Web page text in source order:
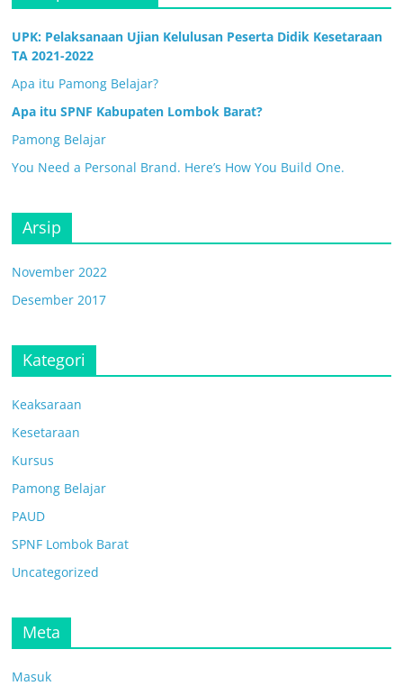
UPK: Pelaksanaan Ujian Kelulusan Peserta Didik Kesetaraan
TA 2021-2022
Apa itu Pamong Belajar?
Apa itu SPNF Kabupaten Lombok Barat?
Pamong Belajar
You Need a Personal Brand. Here’s How You Build One.
Arsip
November 2022
Desember 2017
Kategori
Keaksaraan
Kesetaraan
Kursus
Pamong Belajar
PAUD
SPNF Lombok Barat
Uncategorized
Meta
Masuk